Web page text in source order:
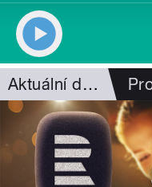
Aktuální dění